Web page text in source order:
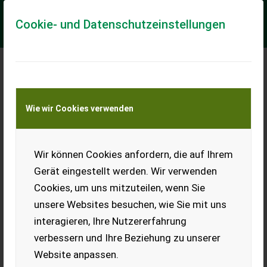
Cookie- und Datenschutzeinstellungen
Wie wir Cookies verwenden
Wir können Cookies anfordern, die auf Ihrem
Gerät eingestellt werden. Wir verwenden
Cookies, um uns mitzuteilen, wenn Sie
unsere Websites besuchen, wie Sie mit uns
interagieren, Ihre Nutzererfahrung
verbessern und Ihre Beziehung zu unserer
Website anpassen.
Meine Transportkostenanfrage
Transport von Land- und Baumaschinen –
KEINE Tiertransporte
Tifermec TS370 Hydraulische Heckenschere
/Heckenschneider
für Traktor*Joystick-Bedienung*Aktion*
VOGT Profitechnik aus Schmallenberg – Ihr führender
Anbieter für professionelle Landschaftspflegetechnik =
EUR 0